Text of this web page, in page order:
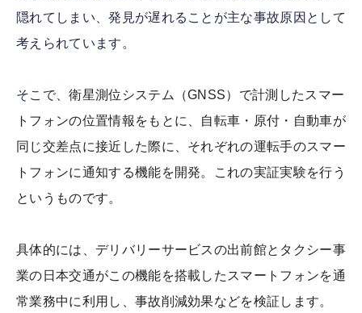
隠れてしまい、発見が遅れることが主な事故原因として
考えられています。
そこで、衛星測位システム（GNSS）で計測したスマー
トフォンの位置情報をもとに、自転車・原付・自動車が
同じ交差点に接近した際に、それぞれの運転手のスマー
トフォンに通知する機能を開発。これの実証実験を行う
というものです。
具体的には、デリバリーサービスの出前館とタクシー事
業の日本交通がこの機能を搭載したスマートフォンを通
常業務中に利用し、事故削減効果などを検証します。